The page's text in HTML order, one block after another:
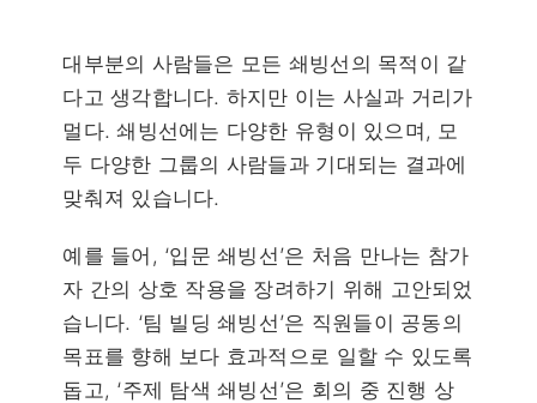
대부분의 사람들은 모든 쇄빙선의 목적이 같
다고 생각합니다. 하지만 이는 사실과 거리가
멀다. 쇄빙선에는 다양한 유형이 있으며, 모
두 다양한 그룹의 사람들과 기대되는 결과에
맞춰져 있습니다.
예를 들어, ‘입문 쇄빙선’은 처음 만나는 참가
자 간의 상호 작용을 장려하기 위해 고안되었
습니다. ‘팀 빌딩 쇄빙선’은 직원들이 공동의
목표를 향해 보다 효과적으로 일할 수 있도록
돕고, ‘주제 탐색 쇄빙선’은 회의 중 진행 상